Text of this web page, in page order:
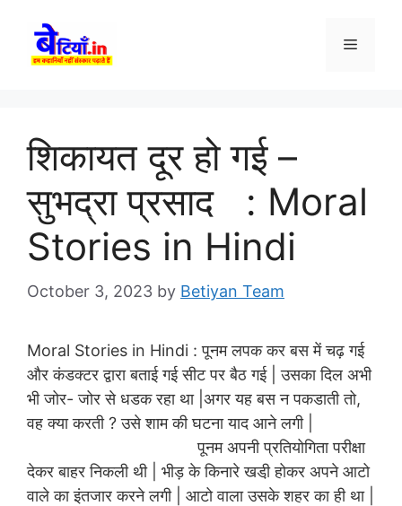
content
Menu
शिकायत दूर हो गई –
सुभद्रा प्रसाद : Moral
Stories in Hindi
October 3, 2023 by Betiyan Team
Moral Stories in Hindi :पूनम लपक कर बस में चढ़ गई
और कंडक्टर द्वारा बताई गई सीट पर बैठ गई | उसका दिल अभी
भी जोर- जोर से धडक रहा था |अगर यह बस न पकडाती तो,
वह क्या करती ? उसे शाम की घटना याद आने लगी |
पूनम अपनी प्रतियोगिता परीक्षा
देकर बाहर निकली थी | भीड़ के किनारे खडी़ होकर अपने आटो
वाले का इंतजार करने लगी | आटो वाला उसके शहर का ही था |